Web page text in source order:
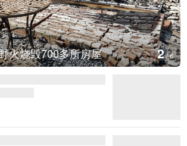
图集
叙利亚：大马士革发生
3/6